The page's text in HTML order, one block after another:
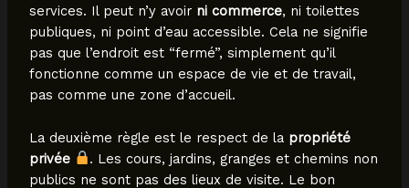
services. Il peut n’y avoir ni commerce, ni toilettes
publiques, ni point d’eau accessible. Cela ne signifie
pas que l’endroit est “fermé”, simplement qu’il
fonctionne comme un espace de vie et de travail,
pas comme une zone d’accueil.
La deuxième règle est le respect de la propriété
privée
. Les cours, jardins, granges et chemins non
publics ne sont pas des lieux de visite. Le bon